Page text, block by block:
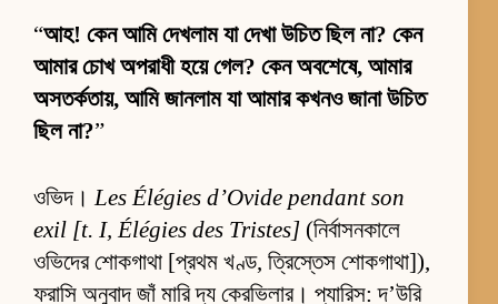
“আহ! কেন আমি দেখলাম যা দেখা উচিত ছিল না? কেন
আমার চোখ অপরাধী হয়ে গেল? কেন অবশেষে, আমার
অসতর্কতায়, আমি জানলাম যা আমার কখনও জানা উচিত
ছিল না?”
ওভিদ।Les Élégies d’Ovide pendant son
exil [t. I, Élégies des Tristes] (নির্বাসনকালে
ওভিদের শোকগাথা [প্রথম খণ্ড, ত্রিস্তেস শোকগাথা]),
ফরাসি অনুবাদ জাঁ মারি দ্য কেরভিলার। প্যারিস: দ’উরি